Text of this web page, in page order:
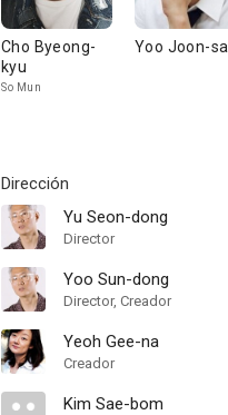
Cho Byeong-
kyu
So Mun
Yoo Joon-
Dirección
Yu Seon-dong
Director
Yoo Sun-dong
Director, Creador
Yeoh Gee-na
Creador
Kim Sae-bom